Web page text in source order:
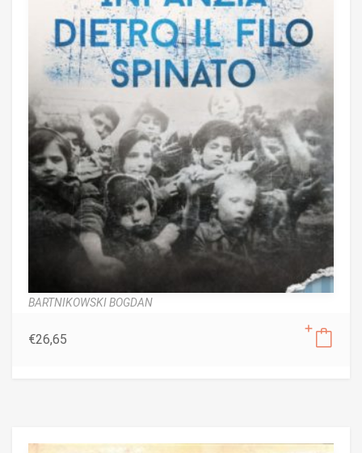
BARTNIKOWSKI BOGDAN
€26,65